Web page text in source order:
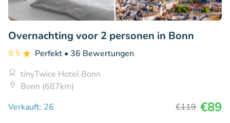
Overnachting voor 2 personen in Bonn
9.5 Perfekt • 36 Bewertungen
tinyTwice Hotel Bonn
Bonn (687km)
Verkauft: 26
€119 €89